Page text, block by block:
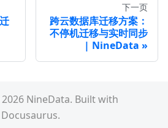
下一页
跨云数据库迁移方案：
不停机迁移与实时同步
| NineData
NineData. Built with
Docusaurus.